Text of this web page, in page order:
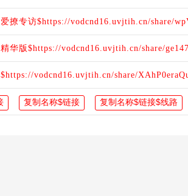
撩专访$https://vodcnd16.uvjtih.cn/share/
华版$https://vodcnd16.uvjtih.cn/share/
vodcnd16.uvjtih.cn/share/